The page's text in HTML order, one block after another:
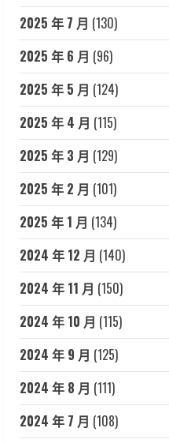
2025 年 7 月 (130)
2025 年 6 月 (96)
2025 年 5 月 (124)
2025 年 4 月 (115)
2025 年 3 月 (129)
2025 年 2 月 (101)
2025 年 1 月 (134)
2024 年 12 月 (140)
2024 年 11 月 (150)
2024 年 10 月 (115)
2024 年 9 月 (125)
2024 年 8 月 (111)
2024 年 7 月 (108)